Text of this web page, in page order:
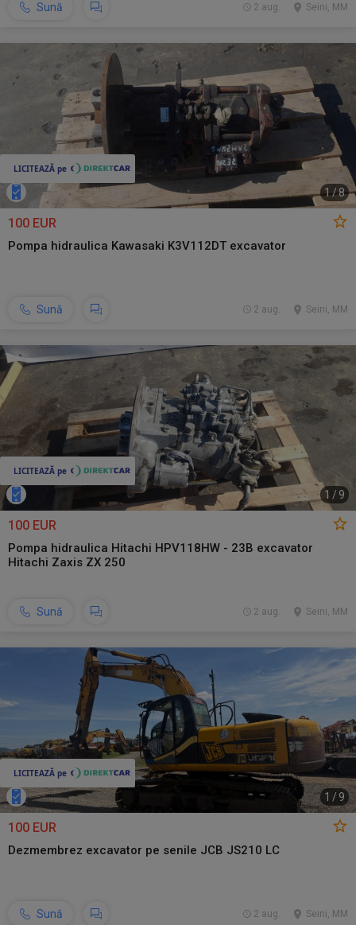
Sună Seini, MM
2 aug.
1 /8
100 EUR
Pompa hidraulica Kawasaki K3V112DT excavator
Sună Seini, MM
2 aug.
1 / 9
100 EUR
Pompa hidraulica Hitachi HPV118HW - 23B excavator
Hitachi Zaxis ZX 250
Sună Seini, MM
2 aug.
1 / 9
100 EUR
Dezmembrez excavator pe senile JCB JS210 LC
Sună Seini, MM
2 aug.